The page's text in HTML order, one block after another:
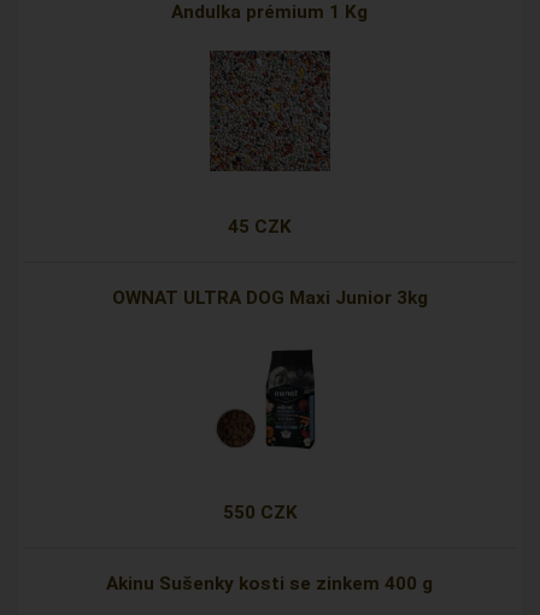
Andulka prémium 1 Kg
45 CZK
OWNAT ULTRA DOG Maxi Junior 3kg
550 CZK
Akinu Sušenky kosti se zinkem 400 g